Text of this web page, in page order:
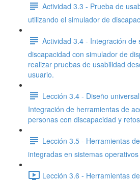
Actividad 3.3 - Prueba de
utilizando el simulador de
Actividad 3.4 - Integración de
discapacidad con simulador de
realizar pruebas de usabilidad
usuario.
Lección 3.4 - Diseño
Integración de herramientas de
personas con discapacidad y
Lección 3.5 - Herramientas
integradas en sistemas
Lección 3.6 - Herramientas